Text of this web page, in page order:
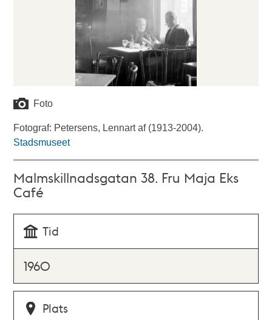
Foto
Fotograf: Petersens, Lennart af (1913-2004).
Stadsmuseet
Malmskillnadsgatan 38. Fru Maja Eks
Café
Tid
1960
Plats